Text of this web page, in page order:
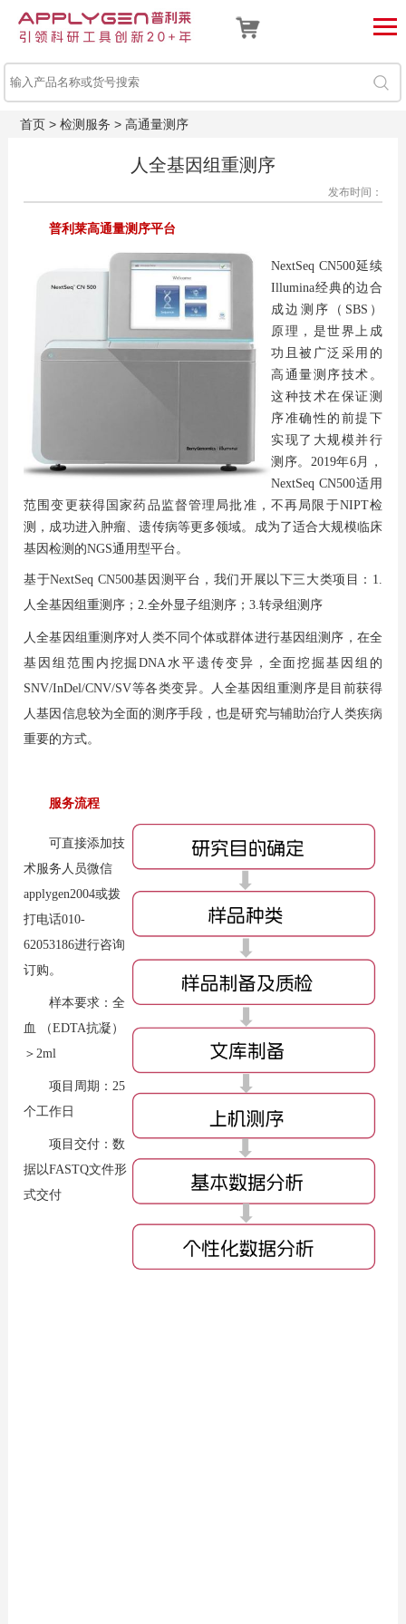
首页> 检测服务 > 高通量测序
人全基因组重测序
发布时间：
普利莱高通量测序平台
NextSeq CN500延续
Illumina经典的边合
成边测序（SBS）
原理，是世界上成
功且被广泛采用的
高通量测序技术。
这种技术在保证测
序准确性的前提下
实现了大规模并行
测序。2019年6月，
NextSeq CN500适用
范围变更获得国家药品监督管理局批准，不再局限于NIPT检
测，成功进入肿瘤、遗传病等更多领域。成为了适合大规模临床
基因检测的NGS通用型平台。
基于NextSeq CN500基因测平台，我们开展以下三大类项目：1.
人全基因组重测序；2.全外显子组测序；3.转录组测序
人全基因组重测序对人类不同个体或群体进行基因组测序，在全
基因组范围内挖掘DNA水平遗传变异，全面挖掘基因组的
SNV/InDel/CNV/SV等各类变异。人全基因组重测序是目前获得
人基因信息较为全面的测序手段，也是研究与辅助治疗人类疾病
重要的方式。
服务流程
可直接添加技
术服务人员微信
applygen2004或拨
打电话010-
62053186进行咨询
订购。
样本要求：全
血 （EDTA抗凝）
＞2ml
项目周期：25
个工作日
项目交付：数
据以FASTQ文件形
式交付